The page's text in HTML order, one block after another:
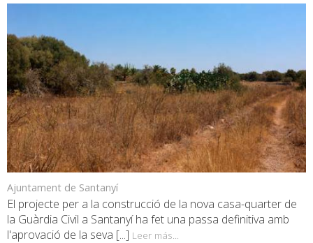
Ajuntament de Santanyí
El projecte per a la construcció de la nova casa-quarter de
la Guàrdia Civil a Santanyí ha fet una passa definitiva amb
l'aprovació de la seva [...] Leer más...